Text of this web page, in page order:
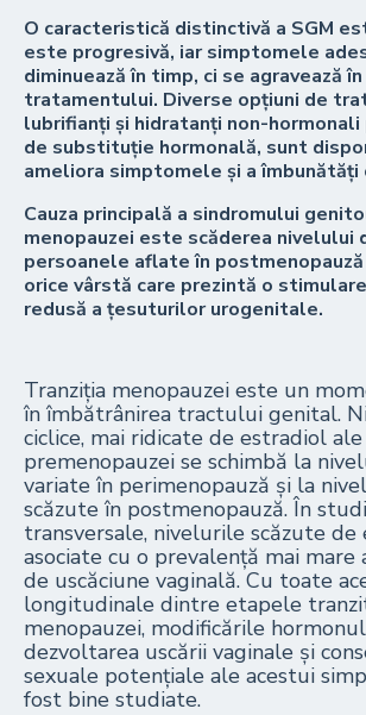
O caracteristică distinctivă a SGM
este progresivă, iar simptomele
diminuează în timp, ci se agravează
tratamentului. Diverse opțiuni de
lubrifianți și hidratanți non-hormonali
de substituție hormonală, sunt
ameliora simptomele și a
Cauza principală a sindromului
menopauzei este scăderea nivelului
persoanele aflate în
orice vârstă care prezintă o
redusă a țesuturilor urogenitale.
Tranziția menopauzei este un
în îmbătrânirea tractului genital.
ciclice, mai ridicate de estradiol ale
premenopauzei se schimbă la
variate în perimenopauză și la
scăzute în postmenopauză. În
transversale, nivelurile scăzute
asociate cu o prevalență mai
de uscăciune vaginală. Cu toate
longitudinale dintre etapele
menopauzei, modificările
dezvoltarea uscării vaginale și
sexuale potențiale ale acestui
fost bine studiate.